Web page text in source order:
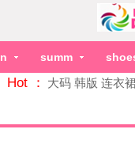
summ
Hot ： 大码 韩版 连衣